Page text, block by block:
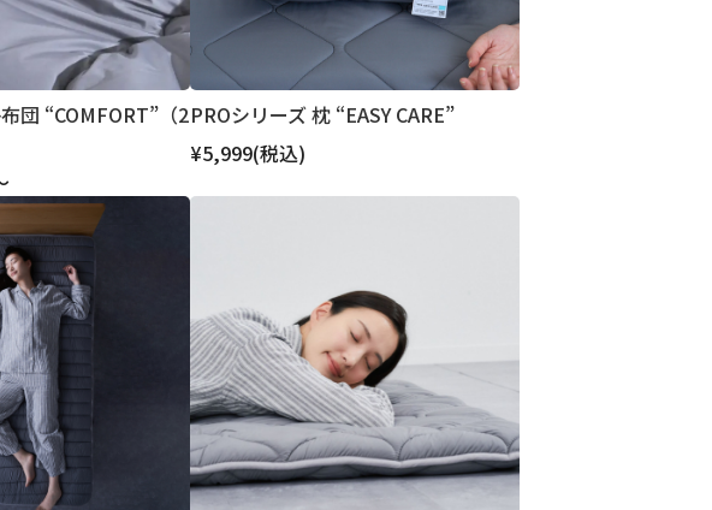
団 “COMFORT”（2PROシリーズ 枕 “EASY CARE”
¥5,999(税込)